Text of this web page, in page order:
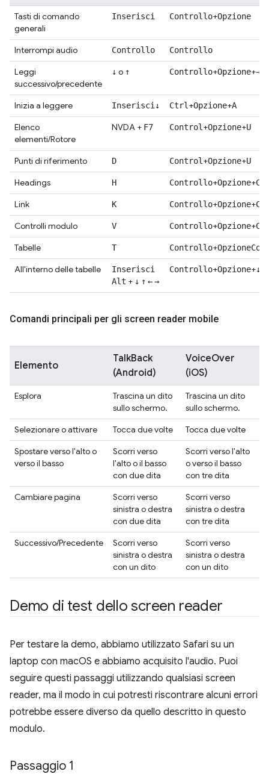
Tasti di comando
generali
Inserisci Controllo+Opzione
Interrompi audio Controllo Controllo
Leggi
successivo/precedente
↓ o ↑ Controllo+Opzione+→
Inizia a leggere Inserisci ↓ Ctrl +Opzione+A
Elenco
elementi/Rotore
NVDA + F7 Control +Opzione+U
Punti di riferimento D Control +Opzione+U
Headings H Controllo+Opzione+
Link K Controllo+Opzione+
Controlli modulo V Controllo+Opzione+
Tabelle T Controllo+Opzione
All'interno delle tabelle
Inserisci
Alt + ↓ ↑ ←→
Controllo+Opzione+↓
Comandi principali per gli screen reader mobile
Elemento
TalkBack
(Android)
VoiceOver
(iOS)
Esplora
Trascina un dito
sullo schermo.
Trascina un dito
sullo schermo.
Selezionare o attivare
Tocca due volte
Tocca due volte
Spostare verso l'alto o
verso il basso
Scorri verso
l'alto o il basso
con due dita
Scorri verso l'alto
o verso il basso
con tre dita
Cambiare pagina
Scorri verso
sinistra o destra
con due dita
Scorri verso
sinistra o destra
con tre dita
Successivo/Precedente
Scorri verso
sinistra o destra
con un dito
Scorri verso
sinistra o destra
con un dito
Demo di test dello screen reader
Per testare la demo, abbiamo utilizzato Safari su un
laptop con macOS e abbiamo acquisito l'audio. Puoi
seguire questi passaggi utilizzando qualsiasi screen
reader, ma il modo in cui potresti riscontrare alcuni errori
potrebbe essere diverso da quello descritto in questo
modulo.
Passaggio 1